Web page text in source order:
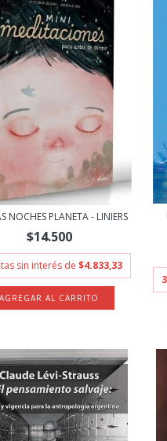
NOCHES PLANETA - LINIERS
$14.500
sin interés de $4.833,33
3